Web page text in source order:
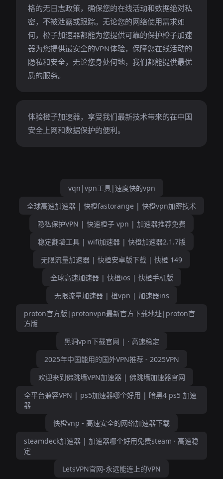
格的无日志政策，确保您的在线活动和数据绝对私
密，不被泄露或跟踪。无论您的网络使用需求如
何，橙子加速器都能为您提供可靠的保护橙子加速
器为您提供最安全的VPN体验，保障您在线活动的
隐私和安全，无论您身处何地，我们都能提供最优
质的服务。
体验橙子加速器，享受我们最新技术带来的在中国
安全上网和数据保护的便利。
vqn|vpn工具|速度快的vpn
全球高速加速器 | 快橙fastorange | 快橙vpn加密技术
隐私保护VPN | 快速橙子 vpn | 加速器推荐免费
稳定翻墙工具 | wifi加速器 | 快橙加速器2.1.7版
无限流量加速器 | 快橙安卓版下载 | 快橙 149
全球高速加速器 | 快橙ios | 快橙手机版
无限流量加速器 | 橙vpn | 加速器ins
proton官方版|protonvpn最新官方下载地址|proton官
方版
黑洞vp n下载官网 | · 高速稳定
2025年中国能用的国外VPN推荐 - 2025VPN
欢迎来到佛跳墙VPN加速器 | 佛跳墙加速器官网
全平台兼容VPN | ps5加速器哪个好用 | 暗黑4 ps5 加速
器
快橙vnp - 高速安全的网络加速器下载
steamdeck加速器 | 加速器哪个好用免费steam · 高速稳
定
LetsVPN官网-永远能连上的VPN